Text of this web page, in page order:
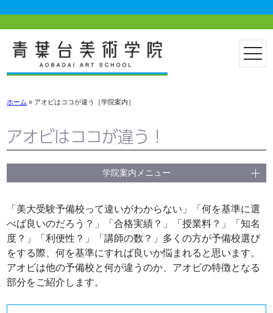
ホーム » アオビはココが違う［学院案内］
アオビはココが違う！
学院案内メニュー
「美大受験予備校って違いがわからない」「何を基準に選
べば良いのだろう？」「合格実績？」「授業料？」「知名
度？」「利便性？」「講師の数？」多くの方が予備校選び
をする際、何を基準にすれば良いか悩まれると思います。
アオビは他の予備校と何が違うのか、アオビの特徴となる
部分をご紹介します。